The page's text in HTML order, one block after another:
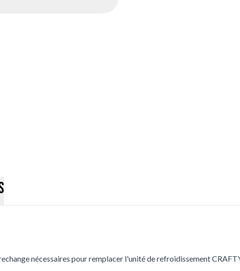
nécessaires pour remplacer l'unité de refroidissement